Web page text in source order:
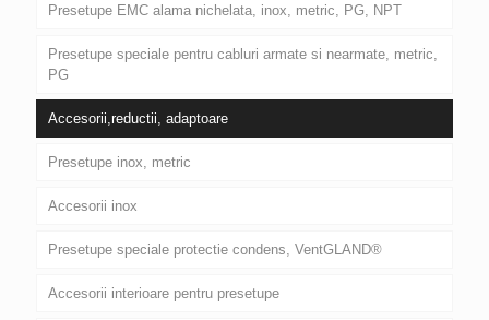
Presetupe EMC alama nichelata, inox, metric, PG, NPT
Presetupe speciale pentru cabluri armate si nearmate, metric,
PG
Accesorii,reductii, adaptoare
Presetupe inox, metric
Accesorii inox
Presetupe speciale protectie condens, VentGLAND®
Accesorii interioare pentru presetupe